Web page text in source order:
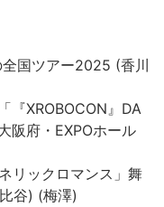
国ツアー2025 (香川
XROBOCON』DA
阪府・EXPOホール
ックロマンス」舞
谷) (梅澤)